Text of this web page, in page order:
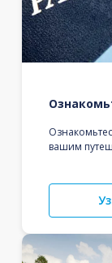
вашим